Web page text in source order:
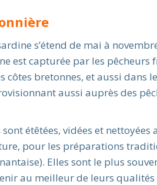
s’étend de mai à
est capturée par les
côtes bretonnes, et aussi dans
aussi auprès des
étêtées, vidées et
pour les préparations
Elles sont le plus
au meilleur de leurs